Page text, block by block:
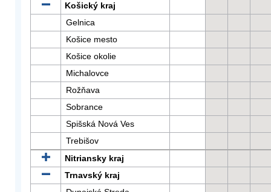
Košický kraj
Gelnica
Košice mesto
Košice okolie
Michalovce
Rožňava
Sobrance
Spišská Nová Ves
Trebišov
Nitriansky kraj
Trnavský kraj